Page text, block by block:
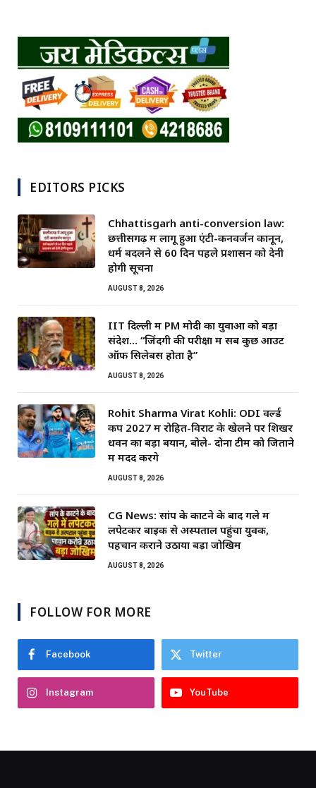
EDITORS PICKS
Chhattisgarh anti-conversion law:
छत्तीसगढ़ में लागू हुआ एंटी-कनवर्जन कानून,
धर्म बदलने से 60 दिन पहले प्रशासन को देनी
होगी सूचना
AUGUST 8, 2026
IIT दिल्ली में PM मोदी का युवाओं को बड़ा
संदेश… “जिंदगी की परीक्षा में सब कुछ आउट
ऑफ सिलेबस होता है”
AUGUST 8, 2026
Rohit Sharma Virat Kohli: ODI वर्ल्ड
कप 2027 में रोहित-विराट के खेलने पर शिखर
धवन का बड़ा बयान, बोले- दोनों टीम को जिताने
में मदद करेंगे
AUGUST 8, 2026
CG News: सांप के काटने के बाद गले में
लपेटकर बाइक से अस्पताल पहुंचा युवक,
पहचान कराने उठाया बड़ा जोखिम
AUGUST 8, 2026
FOLLOW FOR MORE
Facebook Twitter
Instagram YouTube